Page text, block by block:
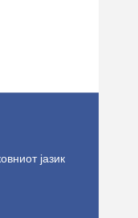
јазик